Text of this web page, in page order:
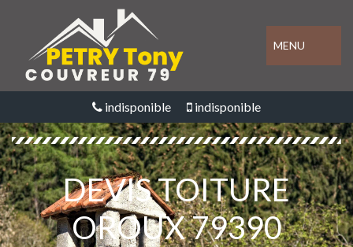
MENU
indisponible indisponible
DEVIS TOITURE
OROUX 79390